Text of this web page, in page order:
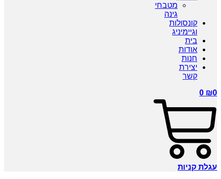
מטבחי
גינה
קונסולות
וגיימיניג
בית
אודות
חנות
יצירת
קשר
₪0
0
עגלת קניות